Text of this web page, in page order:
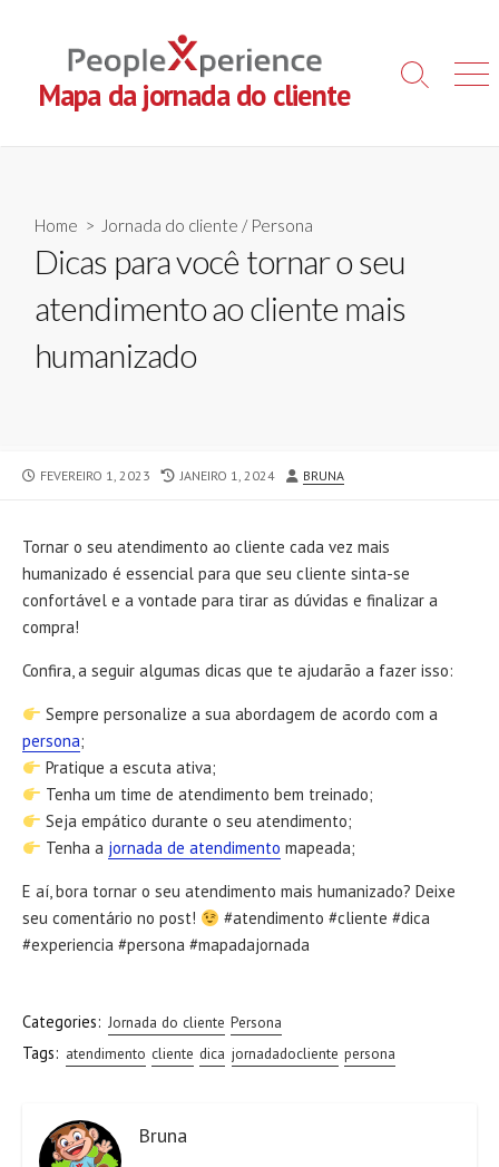
content
Mapa da jornada do cliente
Search
Home > Jornada do cliente / Persona
Dicas para você tornar o seu
atendimento ao cliente mais
humanizado
PUBLISHED
FEVEREIRO 1, 2023
LAST
JANEIRO 1, 2024 AUTHOR
BRUNA
Tornar o seu atendimento ao cliente cada vez mais
humanizado é essencial para que seu cliente sinta-se
confortável e a vontade para tirar as dúvidas e finalizar a
compra!
Confira, a seguir algumas dicas que te ajudarão a fazer isso:
Sempre personalize a sua abordagem de acordo com a
persona;
Pratique a escuta ativa;
Tenha um time de atendimento bem treinado;
Seja empático durante o seu atendimento;
Tenha a jornada de atendimento mapeada;
E aí, bora tornar o seu atendimento mais humanizado? Deixe
seu comentário no post!
#atendimento #cliente #dica
#experiencia #persona #mapadajornada
Categories: Jornada do cliente Persona
Tags: atendimento cliente dica jornadadocliente persona
Bruna